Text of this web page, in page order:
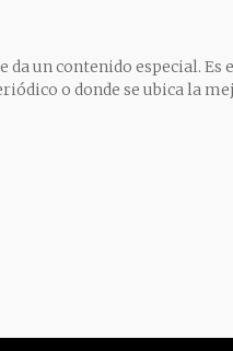
da un contenido especial. Es
o donde se ubica la